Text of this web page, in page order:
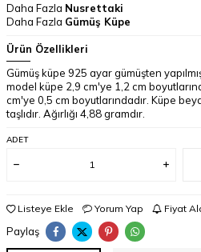
Daha Fazla Nusrettaki
Daha Fazla Gümüş Küpe
Ürün Özellikleri
Gümüş küpe 925 ayar gümüşten
model küpe 2,9 cm'ye 1,2 cm
cm'ye 0,5 cm boyutlarındadır. Küpe
taşlıdır. Ağırlığı 4,88 gramdır.
ADET
Listeye Ekle Yorum Yap Fiyat
Paylaş